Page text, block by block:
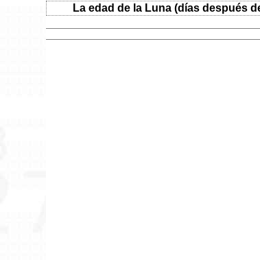
La edad de la Luna (días después